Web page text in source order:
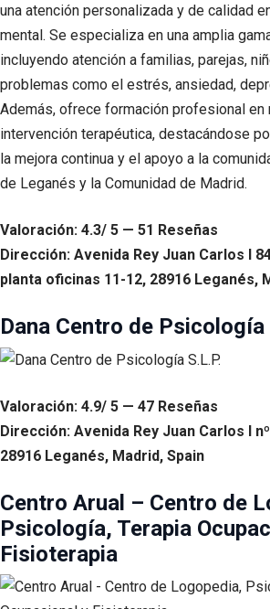
una atención personalizada y de calidad
mental. Se especializa en una amplia
incluyendo atención a familias, parejas,
problemas como el estrés, ansiedad,
Además, ofrece formación profesional en
intervención terapéutica, destacándose
la mejora continua y el apoyo a la
de Leganés y la Comunidad de Madrid.
Valoración: 4.3/ 5 — 51 Reseñas
Dirección: Avenida Rey Juan Carlos I
planta oficinas 11-12, 28916 Leganés,
Dana Centro de Psicología
Valoración: 4.9/ 5 — 47 Reseñas
Dirección: Avenida Rey Juan Carlos I
28916 Leganés, Madrid, Spain
Centro Arual – Centro de
Psicología, Terapia
Fisioterapia